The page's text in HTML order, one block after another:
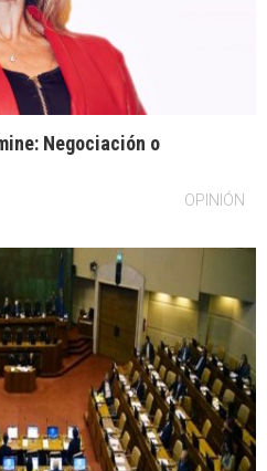
Negociación o
OPINIÓN